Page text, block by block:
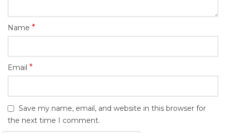
Name *
Email *
Save my name, email, and website in this browser for
the next time I comment.